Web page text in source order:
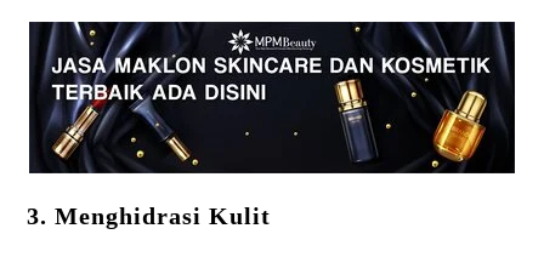
3. Menghidrasi Kulit